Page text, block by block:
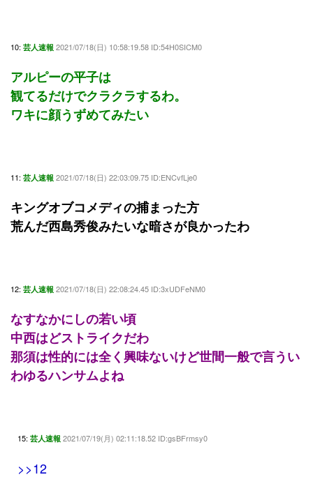
10: 芸人速報 2021/07/18(日) 10:58:19.58 ID:54H0SICM0
アルピーの平子は
観てるだけでクラクラするわ。
ワキに顔うずめてみたい
11: 芸人速報 2021/07/18(日) 22:03:09.75 ID:ENCvfLje0
キングオブコメディの捕まった方
荒んだ西島秀俊みたいな暗さが良かったわ
12: 芸人速報 2021/07/18(日) 22:08:24.45 ID:3xUDFeNM0
なすなかにしの若い頃
中西はどストライクだわ
那須は性的には全く興味ないけど世間一般で言うい
わゆるハンサムよね
15: 芸人速報 2021/07/19(月) 02:11:18.52 ID:gsBFrmsy0
>>12